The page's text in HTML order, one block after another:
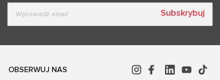
Subskrybuj
OBSERWUJ NAS